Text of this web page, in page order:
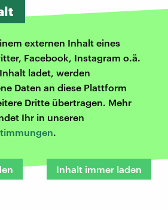
externen Inhalt eines
Facebook, Instagram o.ä.
ladet, werden
Daten an diese Plattform
Dritte übertragen. Mehr
Ihr in unseren
.
Inhalt immer laden